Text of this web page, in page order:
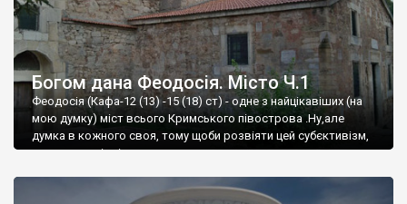
Богом дана Феодосія. Місто Ч.1
Феодосія (Кафа-12 (13) -15 (18) ст) - одне з найцікавіших (на
мою думку) міст всього Кримського півострова .Ну,але
думка в кожного своя, тому щоби розвіяти цей субєктивізм,
запрошую відвідати це